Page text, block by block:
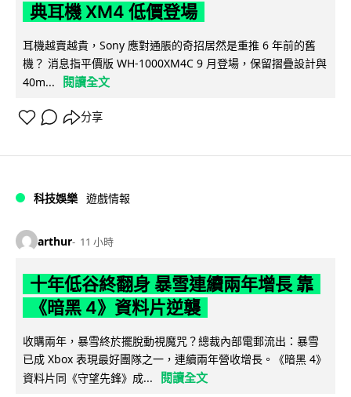
典耳機 XM4 低價登場
耳機越賣越貴，Sony 應對通脹的奇招居然是重推 6 年前的舊
機？ 消息指平價版 WH-1000XM4C 9 月登場，保留摺疊設計與
40m...
閱讀全文
分享
科技娛樂 遊戲情報
arthur 11 小時
十年低谷終翻身 暴雪連續兩年增長 靠
《暗黑 4》資料片逆襲
收購兩年，暴雪終於擺脫動視魔咒？總裁內部電郵流出：暴雪
已成 Xbox 表現最好團隊之一，連續兩年營收增長。《暗黑 4》
資料片同《守望先鋒》成...
閱讀全文